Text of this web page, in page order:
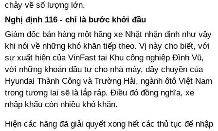
chảy về số lượng lớn.
Nghị định 116 - chỉ là bước khởi đầu
Giám đốc bán hàng một hãng xe Nhật nhận định như vậy
khi nói về những khó khăn tiếp theo. Vị này cho biết, với
sự xuất hiện của VinFast tại Khu công nghiệp Đình Vũ,
với những khoản đầu tư cho nhà máy, dây chuyền của
Hyundai Thành Công và Trường Hải, ngành ôtô Việt Nam
trong tương lai sẽ là lắp ráp. Điều đó đồng nghĩa, xe
nhập khẩu còn nhiều khó khăn.
Hiện các hãng đã giải quyết xong hết các thủ tục để nhập